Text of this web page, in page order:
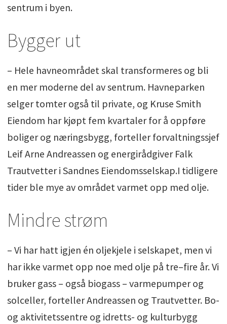
sentrum i byen.
Bygger ut
– Hele havneområdet skal transformeres og bli
en mer moderne del av sentrum. Havneparken
selger tomter også til private, og Kruse Smith
Eiendom har kjøpt fem kvartaler for å oppføre
boliger og næringsbygg, forteller forvaltningssjef
Leif Arne Andreassen og energirådgiver Falk
Trautvetter i Sandnes Eiendomsselskap.I tidligere
tider ble mye av området varmet opp med olje.
Mindre strøm
– Vi har hatt igjen én oljekjele i selskapet, men vi
har ikke varmet opp noe med olje på tre–fire år. Vi
bruker gass – også biogass – varmepumper og
solceller, forteller Andreassen og Trautvetter. Bo-
og aktivitetssentre og idretts- og kulturbygg